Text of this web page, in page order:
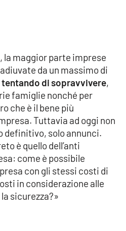
la maggior parte imprese
da un massimo di
di sopravvivere,
famiglie nonché per
che è il bene più
Tuttavia ad oggi non
definitivo, solo annunci.
è quello dell’anti
come è possibile
con gli stessi costi di
in considerazione alle
sicurezza?»